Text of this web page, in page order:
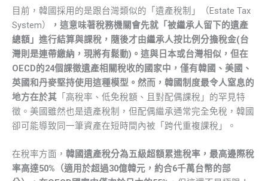
目前，韓國採用的是跟台灣類似的「遺產稅制」（Estate Tax
System）
，這意味著稅務機關會先就「被繼承人留下的遺產
總額」進行結算與課稅，隨後才由繼承人按比例分擔稅金(台
灣則是連帶繳納，現將有鬆動)。這與日本或台灣相似，但在
OECD的24個課徵遺產相關稅收的國家中，僅有韓國、美國、
英國和丹麥堅持使用這種模型。然而，韓國制度最令人窒息的
地方在於其 「高稅率、低免稅額、且對配偶課稅」的罕見特
徵。美國雖然也是遺產稅制，但配偶繼承通常完全免稅，韓國
卻可能導致同一筆資產在短時間內被「跨代重複課稅」。
在稅率方面， 韓國遺產稅分為五級超額累進稅率，最高邊際稅
率高達50%（適用於超過30億韓元，約合6千萬台幣的部